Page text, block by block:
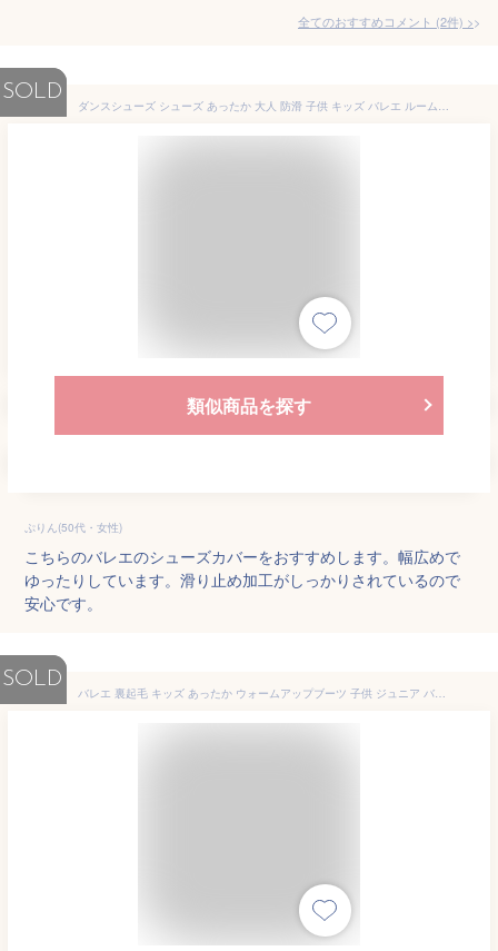
全てのおすすめコメント (2件) >
SOLD
ダンスシューズ シューズ あったか 大人 防滑 子供 キッズ バレエ ルームシューズ バレエ用品 シューズカバー 室内履き ブーツ 男女兼用 滑り止め加工 通気性 足底クッション ファーライニング 撥水加工 ワイド幅 幅広設計 練習用 可愛い クリスマスプレゼント
類似商品を探す
ぷりん(50代・女性)
こちらのバレエのシューズカバーをおすすめします。幅広めで
ゆったりしています。滑り止め加工がしっかりされているので
安心です。
SOLD
バレエ 裏起毛 キッズ あったか ウォームアップブーツ 子供 ジュニア バレエブーツ ブーツ ウォームアップシューズ バレエシューズ ダンスシューズ 19～26.5cm 大人 防寒 バレエ用品 舞台 ステージ 発表会 室内履き